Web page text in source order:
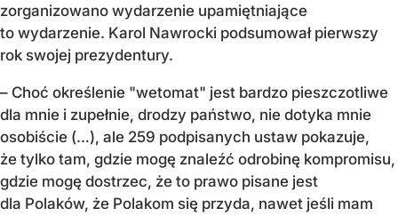
zorganizowano wydarzenie upamiętniające
to wydarzenie. Karol Nawrocki podsumował pierwszy
rok swojej prezydentury.
– Choć określenie "wetomat" jest bardzo pieszczotliwe
dla mnie i zupełnie, drodzy państwo, nie dotyka mnie
osobiście (…), ale 259 podpisanych ustaw pokazuje,
że tylko tam, gdzie mogę znaleźć odrobinę kompromisu,
gdzie mogę dostrzec, że to prawo pisane jest
dla Polaków, że Polakom się przyda, nawet jeśli mam